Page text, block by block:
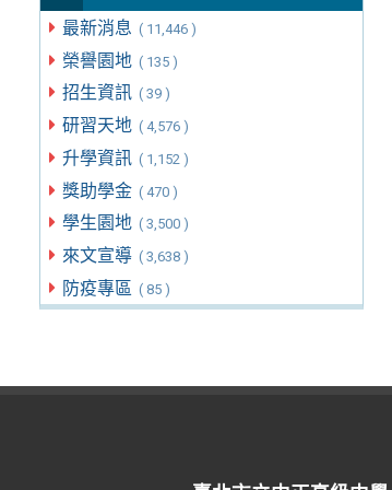
最新消息 ( 11,446 )
榮譽園地 ( 135 )
招生資訊 ( 39 )
研習天地 ( 4,576 )
升學資訊 ( 1,152 )
獎助學金 ( 470 )
學生園地 ( 3,500 )
來文宣導 ( 3,638 )
防疫專區 ( 85 )